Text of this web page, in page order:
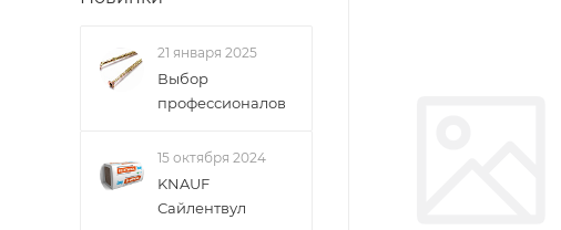
21 января 2025
Выбор
профессионалов
15 октября 2024
KNAUF
Сайлентвул